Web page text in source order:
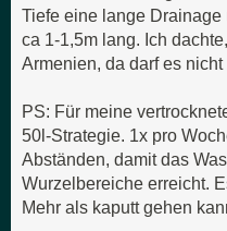
Tiefe eine lange
ca 1-1,5m lang. Ich
Armenien, da darf es
PS: Für meine
50l-Strategie. 1x pro
Abständen, damit das
Wurzelbereiche erreicht.
Mehr als kaputt gehen